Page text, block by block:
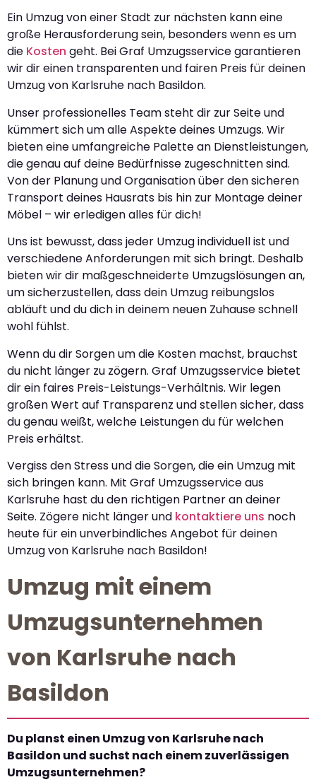
Ein Umzug von einer Stadt zur nächsten kann eine
große Herausforderung sein, besonders wenn es um
die Kosten geht. Bei Graf Umzugsservice garantieren
wir dir einen transparenten und fairen Preis für deinen
Umzug von Karlsruhe nach Basildon.
Unser professionelles Team steht dir zur Seite und
kümmert sich um alle Aspekte deines Umzugs. Wir
bieten eine umfangreiche Palette an Dienstleistungen,
die genau auf deine Bedürfnisse zugeschnitten sind.
Von der Planung und Organisation über den sicheren
Transport deines Hausrats bis hin zur Montage deiner
Möbel – wir erledigen alles für dich!
Uns ist bewusst, dass jeder Umzug individuell ist und
verschiedene Anforderungen mit sich bringt. Deshalb
bieten wir dir maßgeschneiderte Umzugslösungen an,
um sicherzustellen, dass dein Umzug reibungslos
abläuft und du dich in deinem neuen Zuhause schnell
wohl fühlst.
Wenn du dir Sorgen um die Kosten machst, brauchst
du nicht länger zu zögern. Graf Umzugsservice bietet
dir ein faires Preis-Leistungs-Verhältnis. Wir legen
großen Wert auf Transparenz und stellen sicher, dass
du genau weißt, welche Leistungen du für welchen
Preis erhältst.
Vergiss den Stress und die Sorgen, die ein Umzug mit
sich bringen kann. Mit Graf Umzugsservice aus
Karlsruhe hast du den richtigen Partner an deiner
Seite. Zögere nicht länger und kontaktiere uns noch
heute für ein unverbindliches Angebot für deinen
Umzug von Karlsruhe nach Basildon!
Umzug mit einem
Umzugsunternehmen
von Karlsruhe nach
Basildon
Du planst einen Umzug von Karlsruhe nach
Basildon und suchst nach einem zuverlässigen
Umzugsunternehmen?